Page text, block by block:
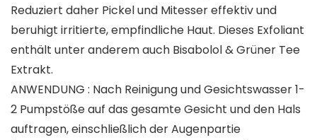
Reduziert daher Pickel und Mitesser effektiv und
beruhigt irritierte, empfindliche Haut. Dieses Exfoliant
enthält unter anderem auch Bisabolol & Grüner Tee
Extrakt.
ANWENDUNG : Nach Reinigung und Gesichtswasser 1-
2 Pumpstöße auf das gesamte Gesicht und den Hals
auftragen, einschließlich der Augenpartie